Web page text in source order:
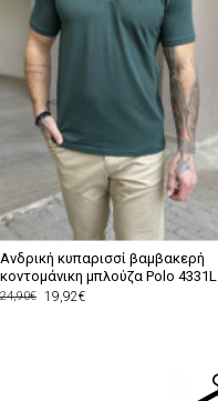
Ανδρική κυπαρισσί βαμβακερή
κοντομάνικη μπλούζα Polo 4331L
19,92€
24,90€